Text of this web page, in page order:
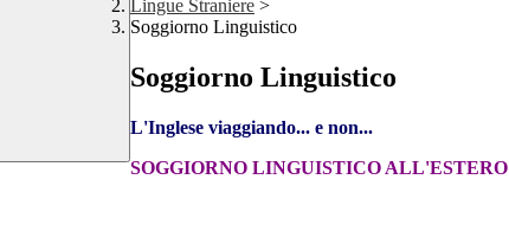
Lingue Straniere >
Soggiorno Linguistico
Soggiorno Linguistico
L'Inglese viaggiando... e non...
SOGGIORNO LINGUISTICO ALL'ESTERO